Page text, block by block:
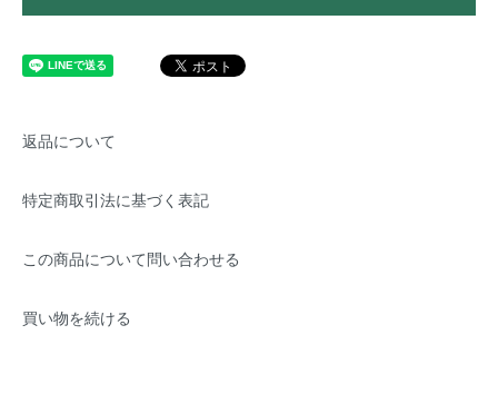
返品について
特定商取引法に基づく表記
この商品について問い合わせる
買い物を続ける